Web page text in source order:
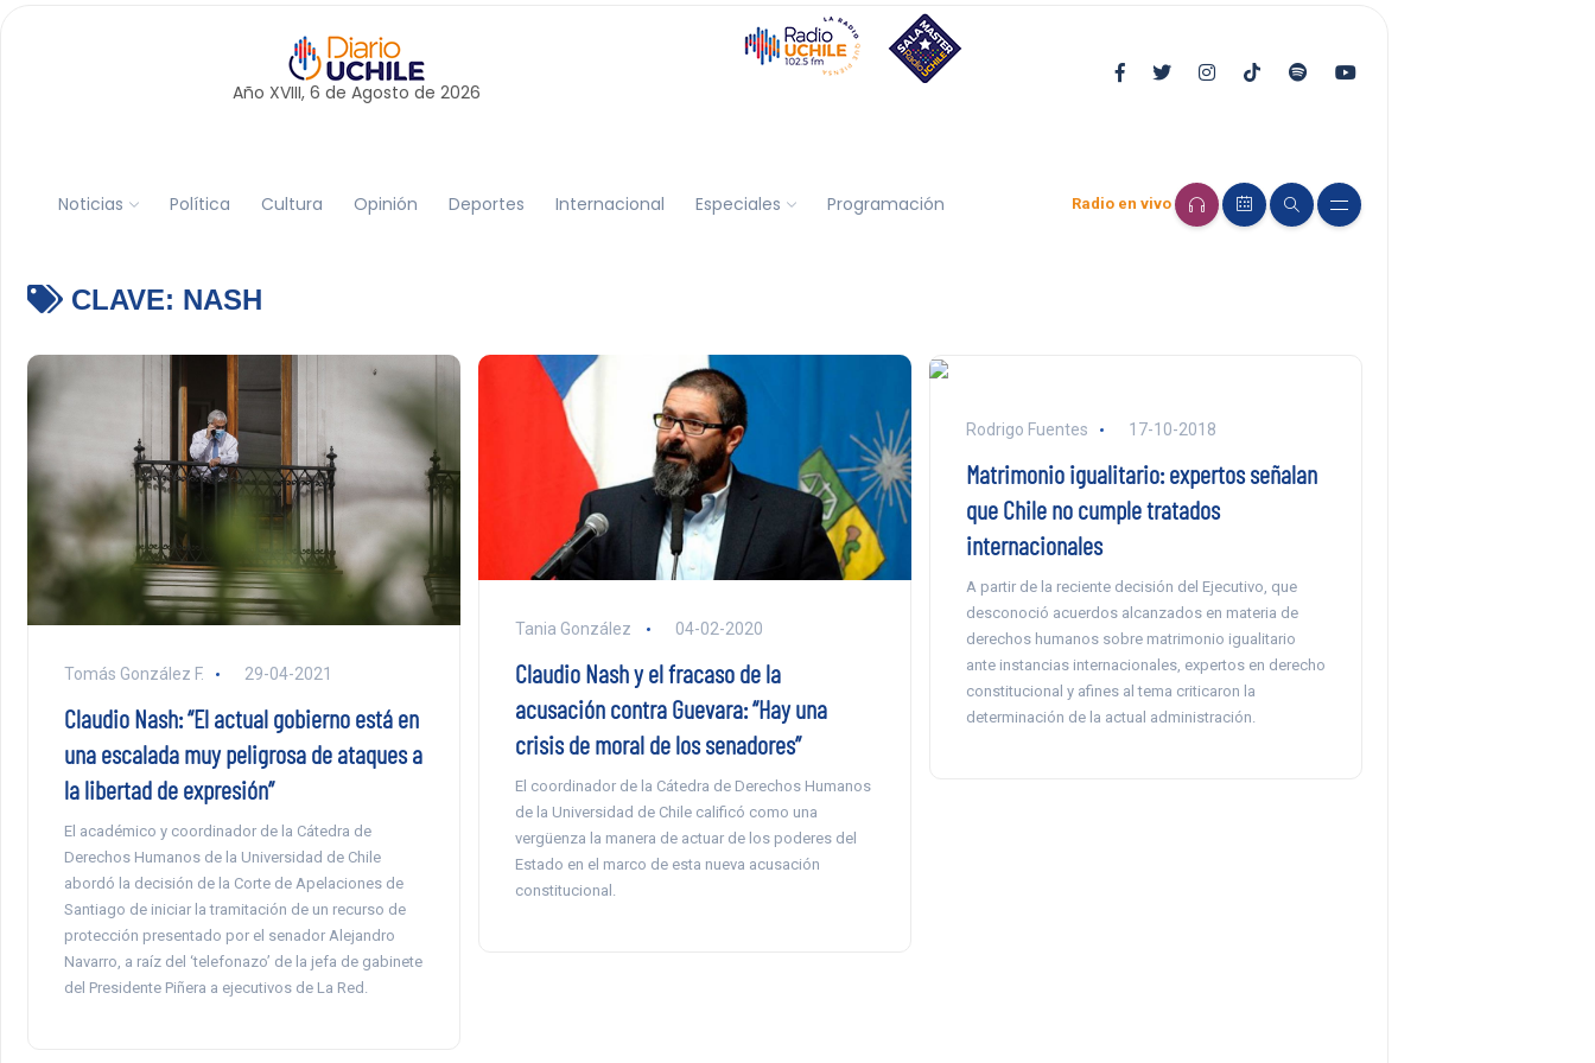
Año XVIII, 6 de Agosto de 2026
Noticias Política Cultura Opinión Deportes Internacional Especiales Programación Radio en vivo
CLAVE: NASH
Tomás González F. 29-04-2021
Claudio Nash: “El actual gobierno está en
una escalada muy peligrosa de ataques a
la libertad de expresión”
El académico y coordinador de la Cátedra de
Derechos Humanos de la Universidad de Chile
abordó la decisión de la Corte de Apelaciones de
Santiago de iniciar la tramitación de un recurso de
protección presentado por el senador Alejandro
Navarro, a raíz del ‘telefonazo’ de la jefa de gabinete
del Presidente Piñera a ejecutivos de La Red.
Tania González 04-02-2020
Claudio Nash y el fracaso de la
acusación contra Guevara: “Hay una
crisis de moral de los senadores”
El coordinador de la Cátedra de Derechos Humanos
de la Universidad de Chile calificó como una
vergüenza la manera de actuar de los poderes del
Estado en el marco de esta nueva acusación
constitucional.
Rodrigo Fuentes 17-10-2018
Matrimonio igualitario: expertos señalan
que Chile no cumple tratados
internacionales
A partir de la reciente decisión del Ejecutivo, que
desconoció acuerdos alcanzados en materia de
derechos humanos sobre matrimonio igualitario
ante instancias internacionales, expertos en derecho
constitucional y afines al tema criticaron la
determinación de la actual administración.